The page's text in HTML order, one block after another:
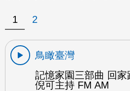
1 2
鳥瞰臺灣
記憶家園三部曲 回
倪可主持 FM AM